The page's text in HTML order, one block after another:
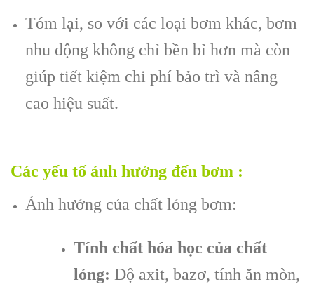
Tóm lại, so với các loại bơm khác, bơm
nhu động không chỉ bền bỉ hơn mà còn
giúp tiết kiệm chi phí bảo trì và nâng
cao hiệu suất.
Các yếu tố ảnh hưởng đến bơm :
Ảnh hưởng của chất lỏng bơm:
Tính chất hóa học của chất
lỏng: Độ axit, bazơ, tính ăn mòn,